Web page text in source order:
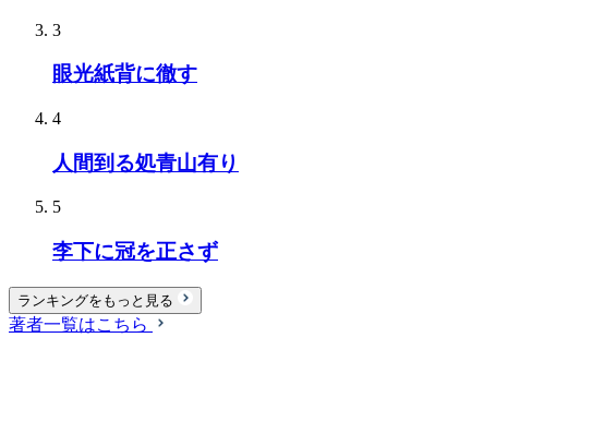
3
眼光紙背に徹す
4
人間到る処青山有り
5
李下に冠を正さず
ランキングをもっと見る
著者一覧はこちら